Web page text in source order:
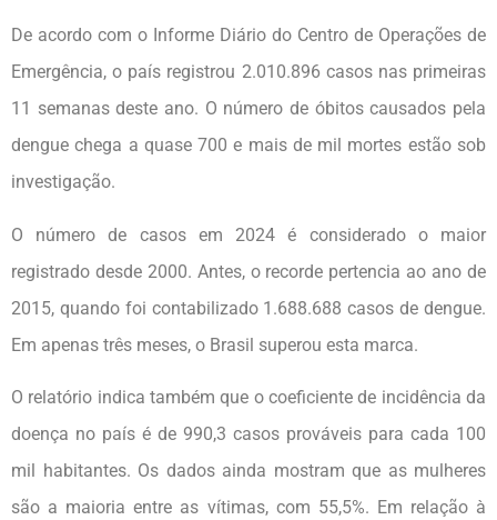
De acordo com o Informe Diário do Centro de Operações de
Emergência, o país registrou 2.010.896 casos nas primeiras
11 semanas deste ano. O número de óbitos causados pela
dengue chega a quase 700 e mais de mil mortes estão sob
investigação.
O número de casos em 2024 é considerado o maior
registrado desde 2000. Antes, o recorde pertencia ao ano de
2015, quando foi contabilizado 1.688.688 casos de dengue.
Em apenas três meses, o Brasil superou esta marca.
O relatório indica também que o coeficiente de incidência da
doença no país é de 990,3 casos prováveis para cada 100
mil habitantes. Os dados ainda mostram que as mulheres
são a maioria entre as vítimas, com 55,5%. Em relação à